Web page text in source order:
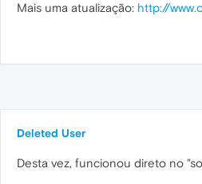
Mais uma atualização: http://
Deleted User
Desta vez, funcionou direto no